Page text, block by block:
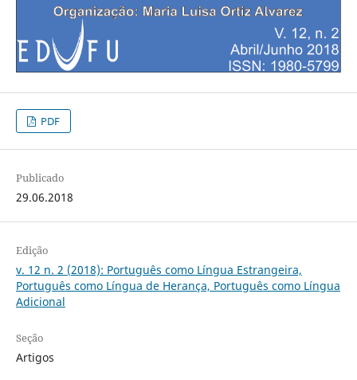
PDF
Publicado
29.06.2018
Edição
v. 12 n. 2 (2018): Português como Língua Estrangeira,
Português como Língua de Herança, Português como Língua
Adicional
Seção
Artigos